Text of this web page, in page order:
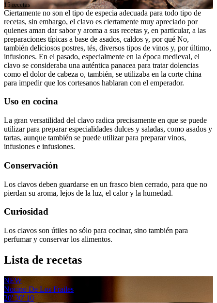
15 recetas
Ciertamente no son el tipo de especia adecuada para todo tipo de
recetas, sin embargo, el clavo es ciertamente muy apreciado por
quienes aman dar sabor y aroma a sus recetas y, en particular, a las
preparaciones típicas a base de asados, caldos y, por qué No,
también deliciosos postres, tés, diversos tipos de vinos y, por último,
infusiones. En el pasado, especialmente en la época medieval, el
clavo se consideraba una auténtica panacea para tratar dolencias
como el dolor de cabeza o, también, se utilizaba en la corte china
para impedir que los cortesanos hablaran con el emperador.
Uso en cocina
La gran versatilidad del clavo radica precisamente en que se puede
utilizar para preparar especialidades dulces y saladas, como asados y
tartas, aunque también se puede utilizar para preparar vinos,
infusiones e infusiones.
Conservación
Los clavos deben guardarse en un frasco bien cerrado, para que no
pierdan su aroma, lejos de la luz, el calor y la humedad.
Curiosidad
Los clavos son útiles no sólo para cocinar, sino también para
perfumar y conservar los alimentos.
Lista de recetas
NEW
Nocino De Los Frailes
20' 30' 10